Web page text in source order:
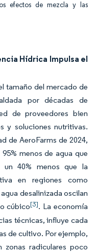
efectos de mezcla y las
Hídrica Impulsa el
tamaño del mercado de
por décadas de
de proveedores bien
y soluciones nutritivas.
de AeroFarms de 2024,
menos de agua que
40% menos que la
en regiones como
desalinizada oscilan
cúbico[3]. La economía
técnicas, influye cada
de cultivo. Por ejemplo,
zonas radiculares poco